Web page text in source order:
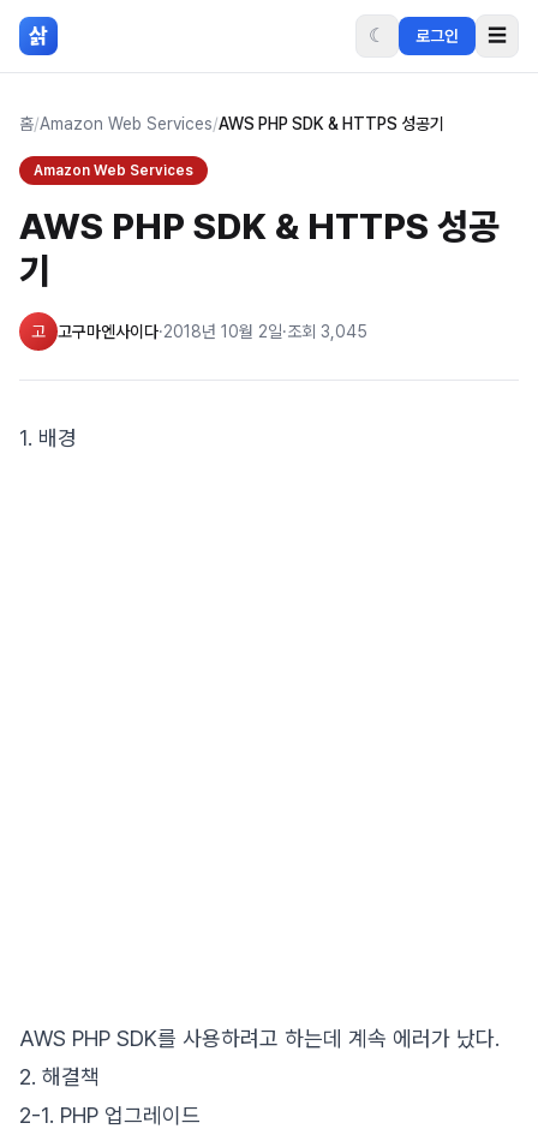
본문 바로가기
삵 ☾ 로그인 ☰
홈/Amazon Web Services/AWS PHP SDK & HTTPS 성공기
Amazon Web Services
AWS PHP SDK & HTTPS 성공
기
고 고구마엔사이다·2018년 10월 2일·조회 3,045
1. 배경
AWS PHP SDK를 사용하려고 하는데 계속 에러가 났다.
2. 해결책
2-1. PHP 업그레이드